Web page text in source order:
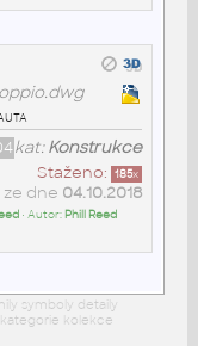
kat:Konstrukce
Staženo: 185x
ze dne 04.10.2018
• Autor: Phill Reed
symboly detaily
kolekce